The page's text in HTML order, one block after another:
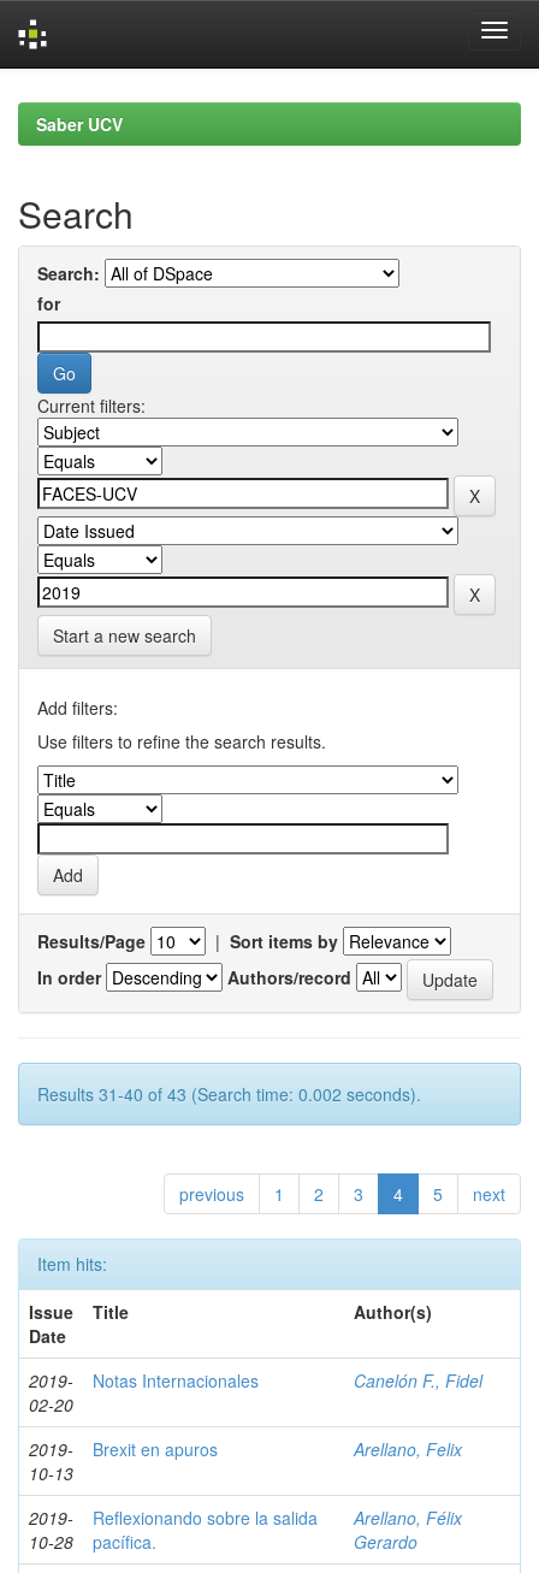
navigationSaber UCV
Search
Search:
for
Current filters:
Start a new search
Add filters:
Use filters to refine the search results.
Results/Page | Sort items by
In order
Authors/record
Results 31-40 of 43 (Search time: 0.002 seconds).
previous 1 2 3 4 5 next
Item hits:
Issue
Date
Title Author(s)
2019-
02-20
Notas Internacionales Canelón F., Fidel
2019-
10-13
Brexit en apuros Arellano, Felix
2019-
10-28
Reflexionando sobre la salida
pacífica.
Arellano, Félix
Gerardo